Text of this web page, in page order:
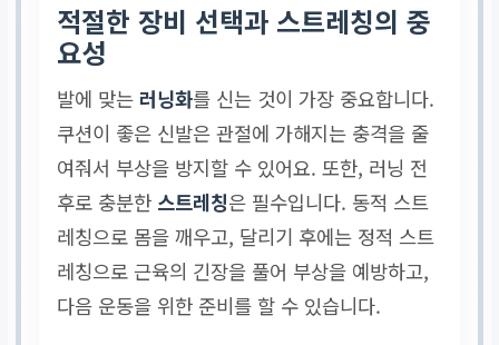
적절한 장비 선택과 스트레칭의 중
요성
발에 맞는 러닝화를 신는 것이 가장 중요합니다.
쿠션이 좋은 신발은 관절에 가해지는 충격을 줄
여줘서 부상을 방지할 수 있어요. 또한, 러닝 전
후로 충분한 스트레칭은 필수입니다. 동적 스트
레칭으로 몸을 깨우고, 달리기 후에는 정적 스트
레칭으로 근육의 긴장을 풀어 부상을 예방하고,
다음 운동을 위한 준비를 할 수 있습니다.